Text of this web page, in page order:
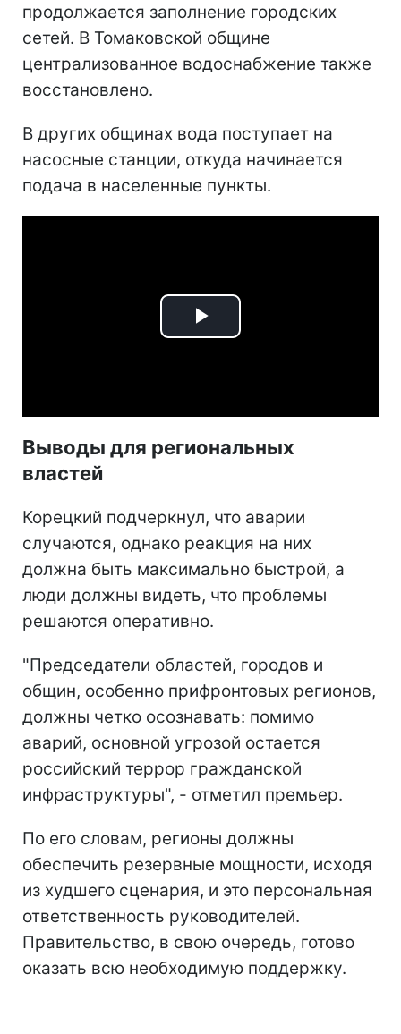
продолжается заполнение городских
сетей. В Томаковской общине
централизованное водоснабжение также
восстановлено.
В других общинах вода поступает на
насосные станции, откуда начинается
подача в населенные пункты.
Play
Выводы для региональных
властей
Корецкий подчеркнул, что аварии
случаются, однако реакция на них
должна быть максимально быстрой, а
люди должны видеть, что проблемы
решаются оперативно.
"Председатели областей, городов и
общин, особенно прифронтовых регионов,
должны четко осознавать: помимо
аварий, основной угрозой остается
российский террор гражданской
инфраструктуры", - отметил премьер.
По его словам, регионы должны
обеспечить резервные мощности, исходя
из худшего сценария, и это персональная
ответственность руководителей.
Правительство, в свою очередь, готово
оказать всю необходимую поддержку.